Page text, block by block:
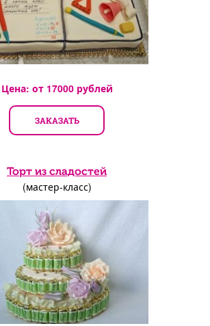
Цена: от 17000рублей
ЗАКАЗАТЬ
Торт из сладостей
(мастер-класс)